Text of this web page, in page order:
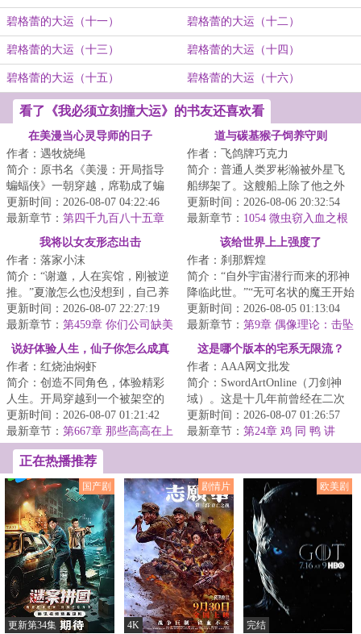
碧格蕾的大运（十一） 碧格蕾的大运（十二）
碧格蕾的大运（十三） 碧格蕾的大运（十四）
碧格蕾的大运（十五） 碧格蕾的大运（十六）
看了《我必须立刻撞大运》的书友还喜欢看
在美漫当心灵导师的日子
作者：遇牧烧绳
简介：原书名《美漫：开局指导
蝙蝠侠》一朝穿越，席勒成了蝙
蝠侠的老师，哥谭大学心理学教
授。刚来第一天...
更新时间：2026-08-07 04:22:46
最新章节： 第四千九百八十五章
前进约克前进（三）
道与碳基猴子饲养守则
作者：飞鸽牌巧克力
简介：普通人类罗彬瀚被外星飞
船绑架了。这艘船上除了他之外
的成员有修真大少爷，魅魔，人
工智能，奥特曼...
更新时间：2026-08-06 20:32:54
最新章节： 1054 微虫窃入血之根
系（中）
我将以女友形态出击
作者：落家小沫
简介：“谢邀，人在宾馆，刚被逆
推。”夏澈怎么也没想到，自己养
成的赛博女友竟然会来到现实！
一开始，他...
更新时间：2026-08-07 22:27:19
最新章节： 第459章 你们公司缺美
术顾问吗
该给世界上上强度了
作者：刹那辉煌
简介：“自外宇宙潜行而来的邪神
降临此世。”“无可名状的魔王开始
剜挖我们的世界。”“吞噬人理的绝
对之...
更新时间：2026-08-05 01:13:04
最新章节： 第9章 偶像理论：击坠
神明之日
说好体验人生，仙子你怎么成真
了
作者：红烧油焖虾
简介：创造不同角色，体验精彩
人生。开局穿越到一个被架空的
吉祥物皇帝身上，通过百世书体
验不同的人生，...
更新时间：2026-08-07 01:21:42
最新章节： 第667章 那些高高在上
的神灵，真的会在乎吗
这是哪个版本的宅系无限流？
作者：AAA网文批发
简介：SwordArtOnline（刀剑神
域）。这是十几年前曾经在二次
元里如雷贯耳的霸权番剧，只有
剑技而没有魔法...
更新时间：2026-08-07 01:26:57
最新章节： 第24章 鸡 同 鸭 讲
正在热播推荐
国产剧
更新第34集
剧情片
4K
欧美剧
完结